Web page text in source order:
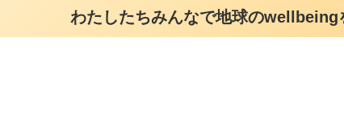
わたしたちみんなで地球のwellbeing